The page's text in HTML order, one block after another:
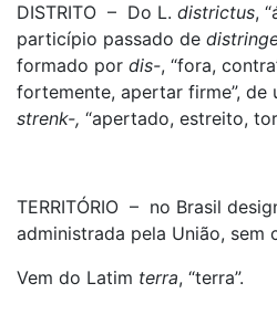
DISTRITO – Do L. districtus,
particípio passado de
formado por dis-, “fora,
fortemente, apertar firme”, de
strenk-, “apertado, estreito,
TERRITÓRIO – no Brasil
administrada pela União, sem
Vem do Latim terra, “terra”.